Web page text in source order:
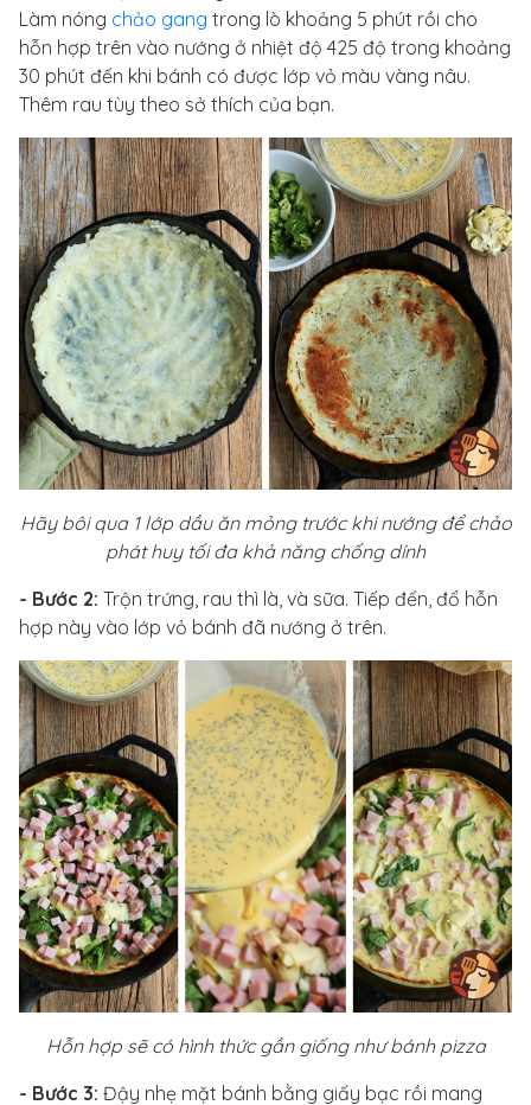
Làm nóng chảo gang trong lò khoảng 5 phút rồi cho
hỗn hợp trên vào nướng ở nhiệt độ 425 độ trong khoảng
30 phút đến khi bánh có được lớp vỏ màu vàng nâu.
Thêm rau tùy theo sở thích của bạn.
Hãy bôi qua 1 lớp dầu ăn mỏng trước khi nướng để chảo
phát huy tối đa khả năng chống dính
- Bước 2: Trộn trứng, rau thì là, và sữa. Tiếp đến, đổ hỗn
hợp này vào lớp vỏ bánh đã nướng ở trên.
Hỗn hợp sẽ có hình thức gần giống như bánh pizza
- Bước 3: Đậy nhẹ mặt bánh bằng giấy bạc rồi mang